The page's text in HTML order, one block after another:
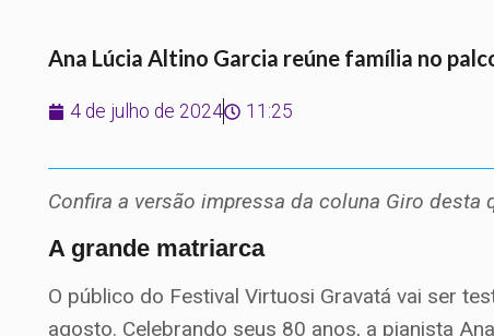
Ana Lúcia Altino Garcia reúne família no
4 de julho de 2024 11:25
Confira a versão impressa da coluna Giro desta
A grande matriarca
O público do Festival Virtuosi Gravatá vai ser
agosto. Celebrando seus 80 anos, a pianista